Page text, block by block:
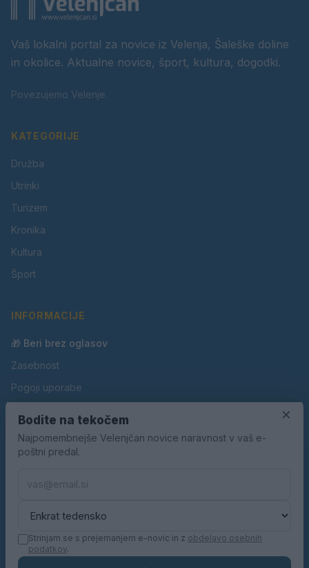
Vaš lokalni portal za novice iz Velenja, Šaleške doline
in okolice. Aktualne novice, šport, kultura, dogodki.
Povezujemo Velenje.
KATEGORIJE
Družba
Utrinki
Turizem
Kronika
Kultura
Šport
INFORMACIJE
🎁 Beri brez oglasov
Zasebnost
Pogoji uporabe
Oglaševanje
Kontakt
×
Bodite na tekočem
Najpomembnejše Velenjčan novice naravnost v vaš e-
poštni predal.
Strinjam se s prejemanjem e-novic in z obdelavo osebnih
podatkov.